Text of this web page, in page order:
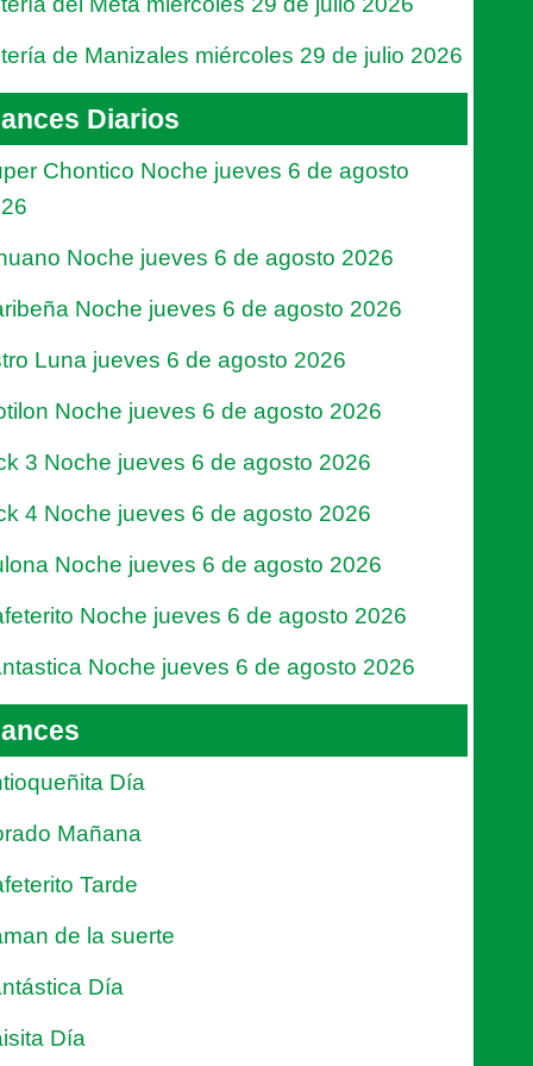
de Manizales miércoles 29 de julio 2026
Diarios
Chontico Noche jueves 6 de agosto
Noche jueves 6 de agosto 2026
Noche jueves 6 de agosto 2026
Luna jueves 6 de agosto 2026
Noche jueves 6 de agosto 2026
3 Noche jueves 6 de agosto 2026
4 Noche jueves 6 de agosto 2026
Noche jueves 6 de agosto 2026
Noche jueves 6 de agosto 2026
Noche jueves 6 de agosto 2026
Día
Mañana
Tarde
de la suerte
Día
Día